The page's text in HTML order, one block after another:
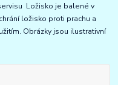
Ložisko je balené v
ložisko proti prachu a
Obrázky jsou ilustrativní